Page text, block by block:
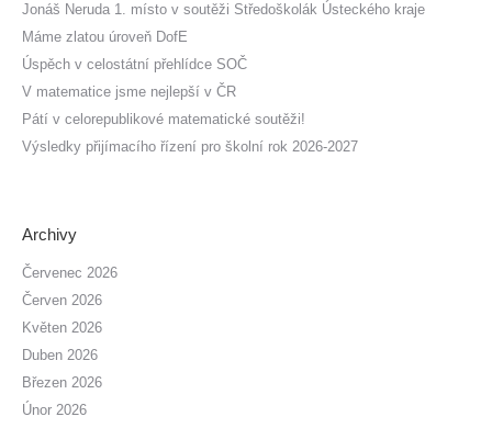
Jonáš Neruda 1. místo v soutěži Středoškolák Ústeckého kraje
Máme zlatou úroveň DofE
Úspěch v celostátní přehlídce SOČ
V matematice jsme nejlepší v ČR
Pátí v celorepublikové matematické soutěži!
Výsledky přijímacího řízení pro školní rok 2026-2027
Archivy
Červenec 2026
Červen 2026
Květen 2026
Duben 2026
Březen 2026
Únor 2026